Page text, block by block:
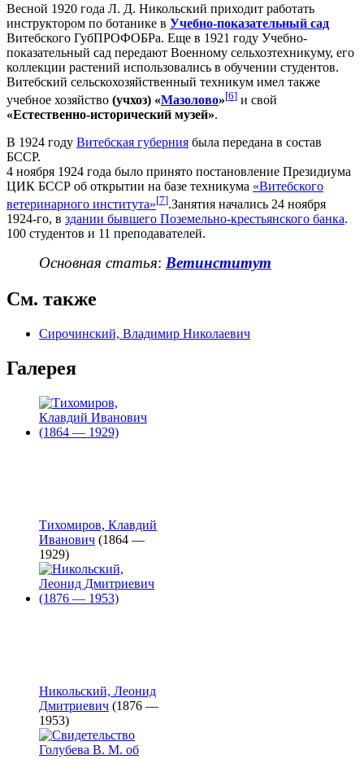
Весной 1920 года Л. Д. Никольский приходит работать
инструктором по ботанике в Учебно-показательный сад
Витебского ГубПРОФОБРа. Еще в 1921 году Учебно-
показательный сад передают Военному сельхозтехникуму, его
коллекции растений использовались в обучении студентов.
Витебский сельскохозяйственный техникум имел также
учебное хозяйство (учхоз) «Мазолово»[6] и свой
«Естественно-исторический музей».
В 1924 году Витебская губерния была передана в состав
БССР.
4 ноября 1924 года было принято постановление Президиума
ЦИК БССР об открытии на базе техникума «Витебского
ветеринарного института»[7].Занятия начались 24 ноября
1924-го, в здании бывшего Поземельно-крестьянского банка.
100 студентов и 11 преподавателей.
Основная статья: Ветинститут
См. также
Сирочинский, Владимир Николаевич
Галерея
Тихомиров, Клавдий
Иванович (1864 —
1929)
Никольский, Леонид
Дмитриевич (1876 —
1953)